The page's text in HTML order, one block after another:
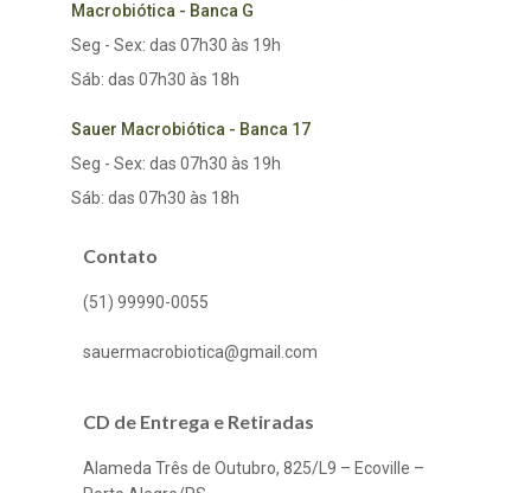
Macrobiótica - Banca G
Seg - Sex: das 07h30 às 19h
Sáb: das 07h30 às 18h
Sauer Macrobiótica - Banca 17
Seg - Sex: das 07h30 às 19h
Sáb: das 07h30 às 18h
Contato
(51) 99990-0055
sauermacrobiotica@gmail.com
CD de Entrega e Retiradas
Alameda Três de Outubro, 825/L9 – Ecoville –